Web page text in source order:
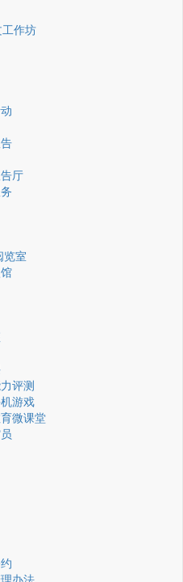
作坊
厅
览室
评测
游戏
微课堂